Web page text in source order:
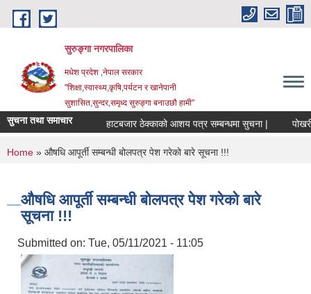
Skip to main content
सुरुङ्‍गा नगरपालिका
मधेश प्रदेश ,नेपाल सरकार
"शिक्षा,स्वास्थ्य,कृषि,पर्यटन र खानेपानी
सुशासित,सुन्दर,समृध्द सुरुङ्गा बनाउछौ हामी"
सुचना तथा समाचार हाटबजार ठेक्काको आशय पत्र सम्बन्धमा सुचना |
You are here
Home » औषधि आपूर्ती सम्बन्धी बोलपत्र पेश गरेको बारे सूचना !!!
औषधि आपूर्ती सम्बन्धी बोलपत्र पेश गरेको बारे
सूचना !!!
Submitted on: Tue, 05/11/2021 - 11:05